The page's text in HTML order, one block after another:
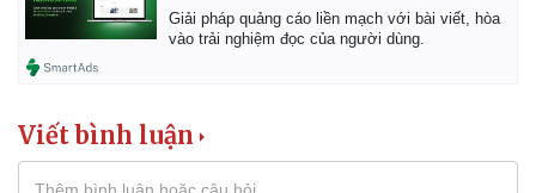
Giải pháp quảng cáo liền mạch với bài viết, hòa
vào trải nghiệm đọc của người dùng.
Viết bình luận